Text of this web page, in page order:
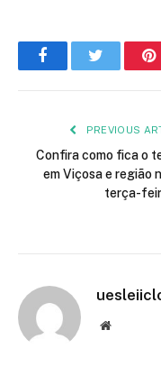
FacebookTwitter
PREVIOUS
Confira como fica o
em Viçosa e região
terça-
Website